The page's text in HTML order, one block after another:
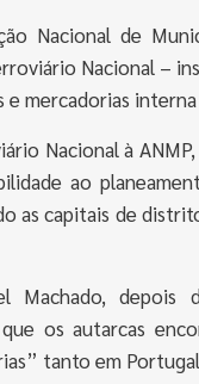
Nacional de
Nacional –
e mercadorias
Nacional à
ao
as capitais de
Machado,
os autarcas
tanto em